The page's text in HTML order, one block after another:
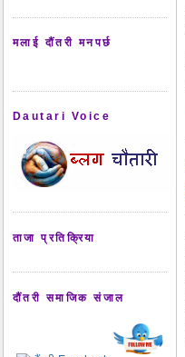
मलाई दौंतरी मनपर्छ
Dautari Voice
ताजा प्रतिक्रिया
दौंतरी समाजिक संजाल